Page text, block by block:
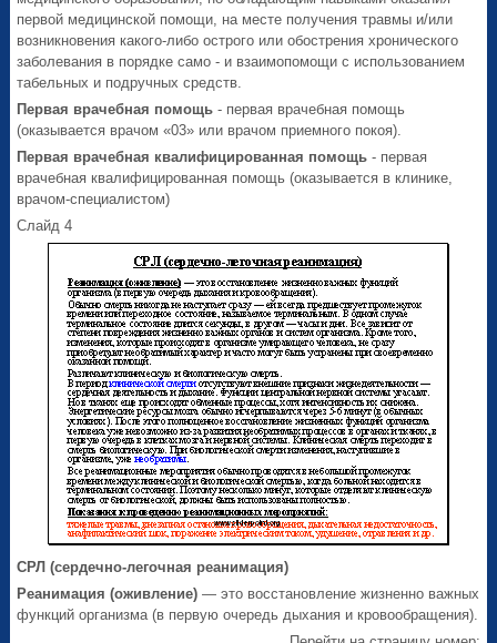
первой медицинской помощи, на месте получения травмы и/или
возникновения какого-либо острого или обострения хронического
заболевания в порядке само - и взаимопомощи с использованием
табельных и подручных средств.
Первая врачебная помощь - первая врачебная помощь
(оказывается врачом «03» или врачом приемного покоя).
Первая врачебная квалифицированная помощь- первая
врачебная квалифицированная помощь (оказывается в клинике,
врачом-специалистом)
Слайд 4
СРЛ (сердечно-легочная реанимация)
Реанимация (оживление) — это восстановление жизненно важных
функций организма (в первую очередь дыхания и кровообращения).